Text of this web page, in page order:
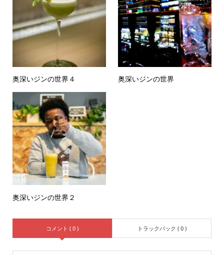
奥深いジンの世界４ 奥深いジンの世界
奥深いジンの世界２
コメント ( 0 ) トラックバック ( 0 )